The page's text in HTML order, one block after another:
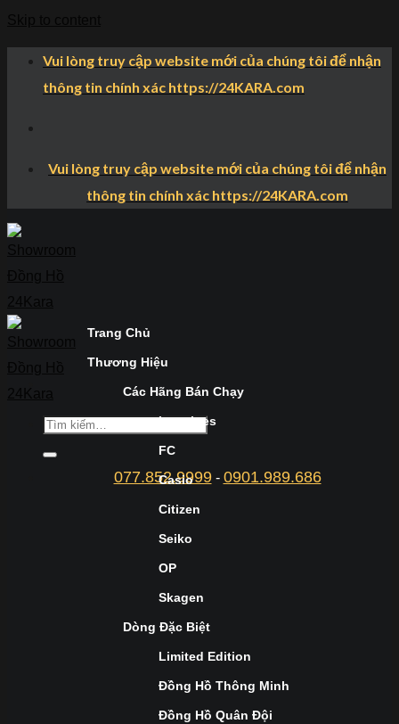
Vui lòng truy cập website mới của chúng tôi để nhận
thông tin chính xác https://24KARA.com
Vui lòng truy cập website mới của chúng tôi để nhận
thông tin chính xác https://24KARA.com
077.852.9999- 0901.989.686
Trang Chủ
Thương Hiệu
Các Hãng Bán Chạy
Longines
FC
Casio
Citizen
Seiko
OP
Skagen
Dòng Đặc Biệt
Limited Edition
Đồng Hồ Thông Minh
Đồng Hồ Quân Đội